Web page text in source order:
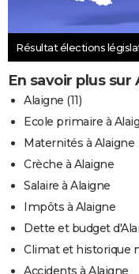
Résultat élections
En savoir plus sur
Alaigne (11)
Ecole primaire à
Maternités à Alaigne
Crèche à Alaigne
Salaire à Alaigne
Impôts à Alaigne
Dette et budget
Climat et historique
Accidents à Alaigne